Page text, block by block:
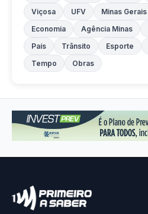
Viçosa
UFV Minas Gerais
Economia
Agência Minas
País
Trânsito Esporte
Tempo
Obras